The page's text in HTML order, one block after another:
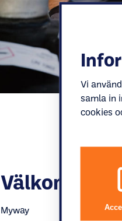
Välkommen
Myway
Vi
samla in
cookies